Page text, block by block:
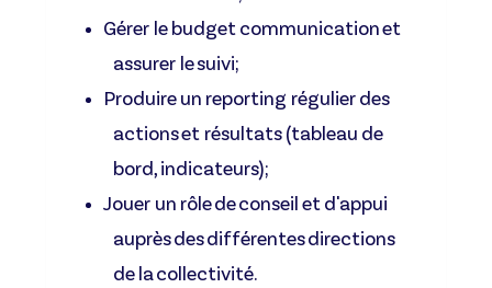
Gérer le budget communication et
assurer le suivi;
Produire un reporting régulier des
actions et résultats (tableau de
bord, indicateurs);
Jouer un rôle de conseil et d'appui
auprès des différentes directions
de la collectivité.